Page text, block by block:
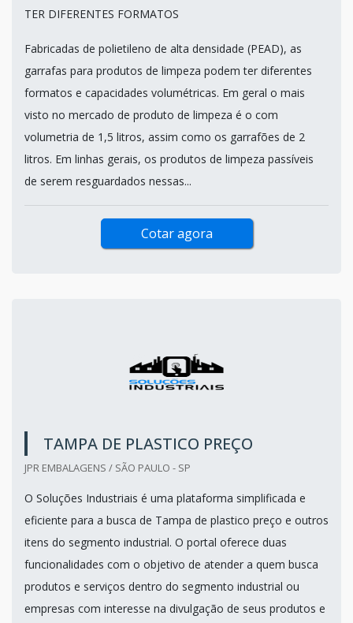
TER DIFERENTES FORMATOS
Fabricadas de polietileno de alta densidade (PEAD), as
garrafas para produtos de limpeza podem ter diferentes
formatos e capacidades volumétricas. Em geral o mais
visto no mercado de produto de limpeza é o com
volumetria de 1,5 litros, assim como os garrafões de 2
litros. Em linhas gerais, os produtos de limpeza passíveis
de serem resguardados nessas...
Cotar agora
TAMPA DE PLASTICO PREÇO
JPR EMBALAGENS / SÃO PAULO - SP
O Soluções Industriais é uma plataforma simplificada e
eficiente para a busca de Tampa de plastico preço e outros
itens do segmento industrial. O portal oferece duas
funcionalidades com o objetivo de atender a quem busca
produtos e serviços dentro do segmento industrial ou
empresas com interesse na divulgação de seus produtos e